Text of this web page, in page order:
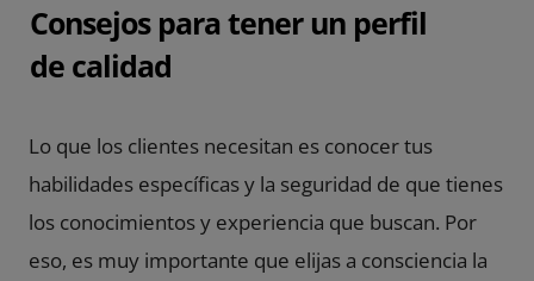
Consejos para tener un perfil
de calidad
Lo que los clientes necesitan es conocer tus
habilidades específicas y la seguridad de que tienes
los conocimientos y experiencia que buscan. Por
eso, es muy importante que elijas a consciencia la